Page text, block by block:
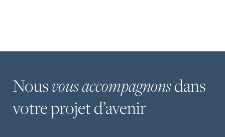
Nousvous accompagnonsdans
votreprojetd’avenir